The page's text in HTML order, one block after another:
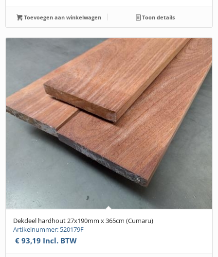
Toevoegen aan winkelwagen Toon details
Dekdeel hardhout 27x190mm x 365cm (Cumaru)
Artikelnummer: 520179F
€ 93,19 Incl. BTW